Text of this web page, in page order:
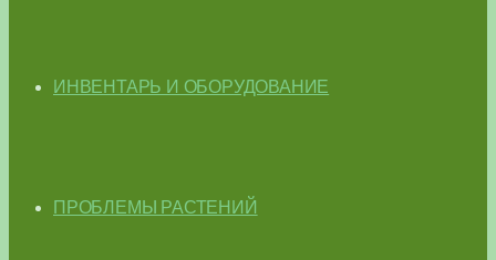
ИНВЕНТАРЬ И ОБОРУДОВАНИЕ
ПРОБЛЕМЫ РАСТЕНИЙ